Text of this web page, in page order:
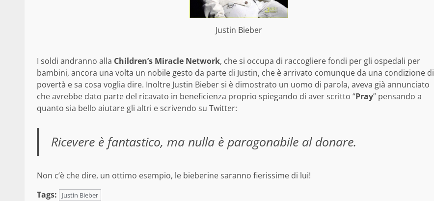
Justin Bieber
I soldi andranno alla Children’s Miracle Network, che si occupa di raccogliere fondi per gli ospedali per
bambini, ancora una volta un nobile gesto da parte di Justin, che è arrivato comunque da una condizione di
povertà e sa cosa voglia dire. Inoltre Justin Bieber si è dimostrato un uomo di parola, aveva già annunciato
che avrebbe dato parte del ricavato in beneficienza proprio spiegando di aver scritto “Pray” pensando a
quanto sia bello aiutare gli altri e scrivendo su Twitter:
Ricevere è fantastico, ma nulla è paragonabile al donare.
Non c’è che dire, un ottimo esempio, le bieberine saranno fierissime di lui!
Tags:
Justin Bieber